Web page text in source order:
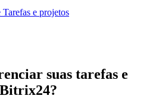
e projetos
suas tarefas e